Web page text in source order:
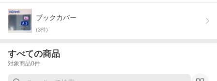
ブックカバー
(3件)
すべての商品
対象商品0件